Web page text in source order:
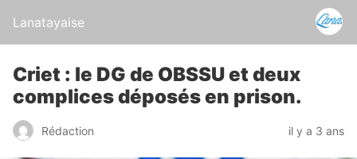
Lanatayaise
Criet : le DG de OBSSU et deux
complices déposés en prison.
Rédaction il y a 3 ans